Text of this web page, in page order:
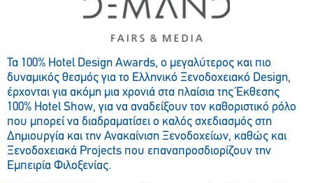
Τα 100% Hotel Design Awards, ο μεγαλύτερος και πιο
δυναμικός θεσμός για το Ελληνικό Ξενοδοχειακό Design,
έρχονται για ακόμη μια χρονιά στα πλαίσια της Έκθεσης
100% Hotel Show, για να αναδείξουν τον καθοριστικό ρόλο
που μπορεί να διαδραματίσει ο καλός σχεδιασμός στη
Δημιουργία και την Ανακαίνιση Ξενοδοχείων, καθώς και
Ξενοδοχειακά Projects που επαναπροσδιορίζουν την
Εμπειρία Φιλοξενίας.